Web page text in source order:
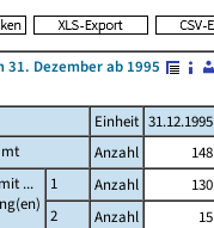
31. Dezember ab 1995
Einheit 31.12.1995
Anzahl 148
...
1 Anzahl 130
2
Anzahl 15